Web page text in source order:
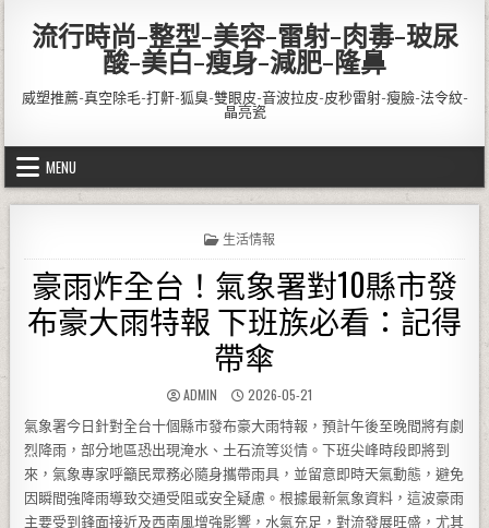
流行時尚-整型-美容-雷射-肉毒-玻尿
酸-美白-瘦身-減肥-隆鼻
威塑推薦-真空除毛-打鼾-狐臭-雙眼皮-音波拉皮-皮秒雷射-瘦臉-法令紋-
晶亮瓷
MENU
POSTED IN
生活情報
豪雨炸全台！氣象署對10縣市發
布豪大雨特報 下班族必看：記得
帶傘
AUTHOR:
ADMIN PUBLISHED DATE:
2026-05-21
氣象署今日針對全台十個縣市發布豪大雨特報，預計午後至晚間將有劇
烈降雨，部分地區恐出現淹水、土石流等災情。下班尖峰時段即將到
來，氣象專家呼籲民眾務必隨身攜帶雨具，並留意即時天氣動態，避免
因瞬間強降雨導致交通受阻或安全疑慮。根據最新氣象資料，這波豪雨
主要受到鋒面接近及西南風增強影響，水氣充足，對流發展旺盛，尤其